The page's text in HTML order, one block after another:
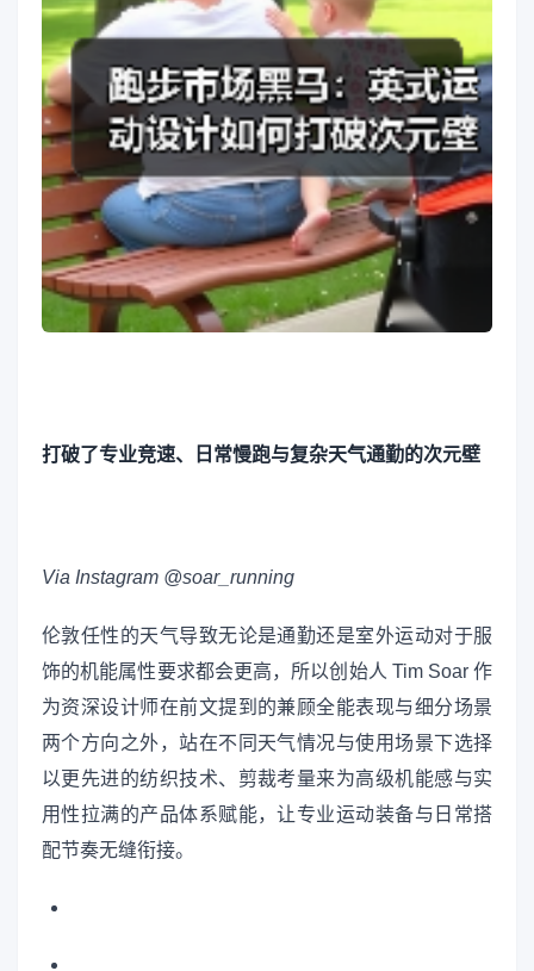
打破了专业竞速、日常慢跑与复杂天气通勤的次元壁
Via Instagram @soar_running
伦敦任性的天气导致无论是通勤还是室外运动对于服
饰的机能属性要求都会更高，所以创始人 Tim Soar 作
为资深设计师在前文提到的兼顾全能表现与细分场景
两个方向之外，站在不同天气情况与使用场景下选择
以更先进的纺织技术、剪裁考量来为高级机能感与实
用性拉满的产品体系赋能，让专业运动装备与日常搭
配节奏无缝衔接。